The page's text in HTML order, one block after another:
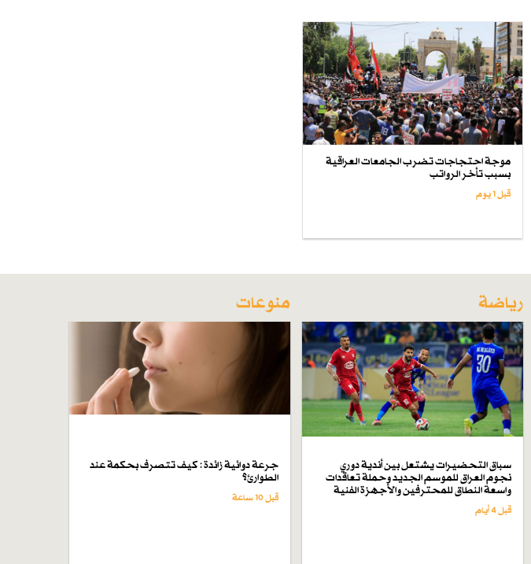
موجة احتجاجات تضرب الجامعات العراقية
بسبب تأخر الرواتب
قبل 1 یوم
رياضة
سباق التحضيرات يشتعل بين أندية دوري
نجوم العراق للموسم الجديد وحملة تعاقدات
واسعة النطاق للمحترفين والأجهزة الفنية
قبل 4 أيام
منوعات
جرعة دوائية زائدة : كيف تتصرف بحكمة عند
الطوارئ؟
قبل 10 ساعة